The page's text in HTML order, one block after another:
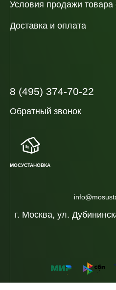
Условия продажи
Доставка и оплата
г. Москва, ул.
8 (495) 374-70-22
Обратный звонок
МОСУСТАНОВКА